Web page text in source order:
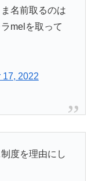
名前取るのは
melを取って
17, 2022
度を理由にし